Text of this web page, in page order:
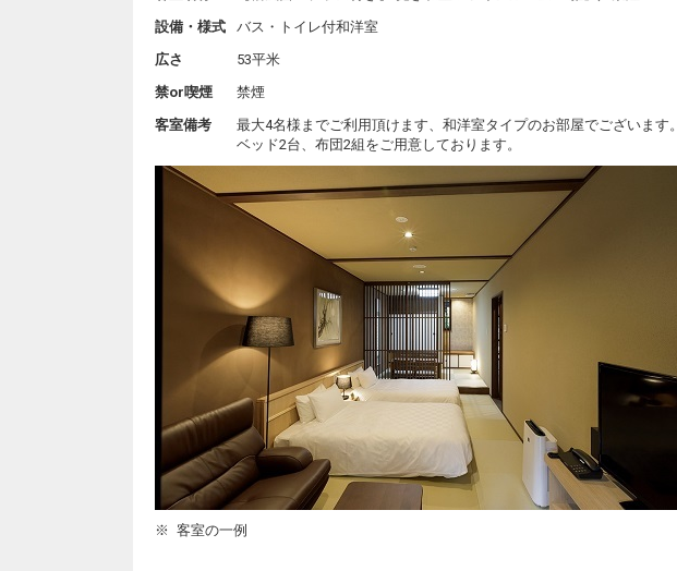
設備・様式
バス・トイレ付和洋室
広さ
53平米
禁or喫煙
禁煙
客室備考
最大4名様までご利用頂けます、和洋室タイプのお部屋でございます。
ベッド2台、布団2組をご用意しております。
客室の一例